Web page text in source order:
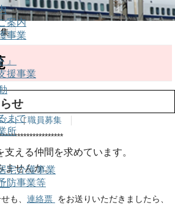
案内
事業
』
援事業
まで
所
宅介護事業
防事業等
せ
ント|職員募集
える仲間を求めています。
ませんか。
も、 連絡票 をお送りいただきましたら、